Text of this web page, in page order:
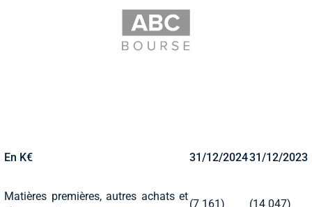
En K€ 31/12/202431/12/2023
Matières premières, autres achats et
(7 161) (14 047)